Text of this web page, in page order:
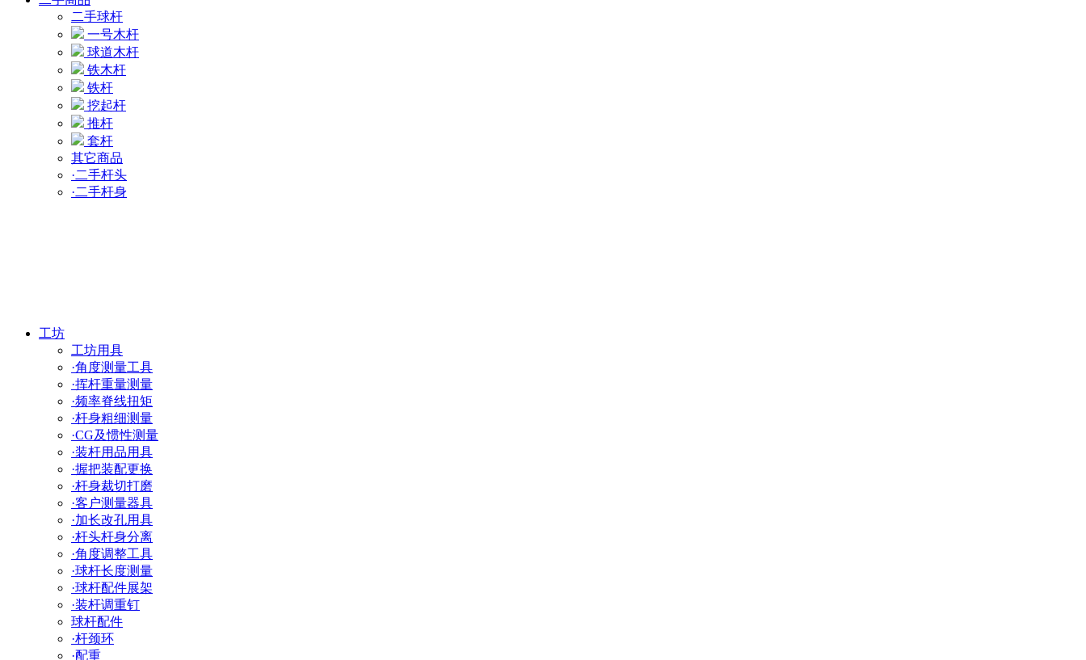
二手球杆
一号木杆
球道木杆
铁木杆
铁杆
挖起杆
推杆
套杆
其它商品
·二手杆头
·二手杆身
工坊
工坊用具
·角度测量工具
·挥杆重量测量
·频率脊线扭矩
·杆身粗细测量
·CG及惯性测量
·装杆用品用具
·握把装配更换
·杆身裁切打磨
·客户测量器具
·加长改孔用具
·杆头杆身分离
·角度调整工具
·球杆长度测量
·球杆配件展架
·装杆调重钉
球杆配件
·杆颈环
·配重